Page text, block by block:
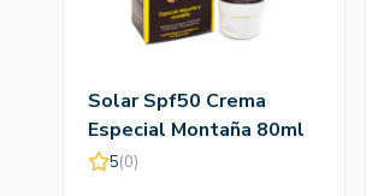
Solar Spf50 Crema
Especial Montaña 80ml
5(0)